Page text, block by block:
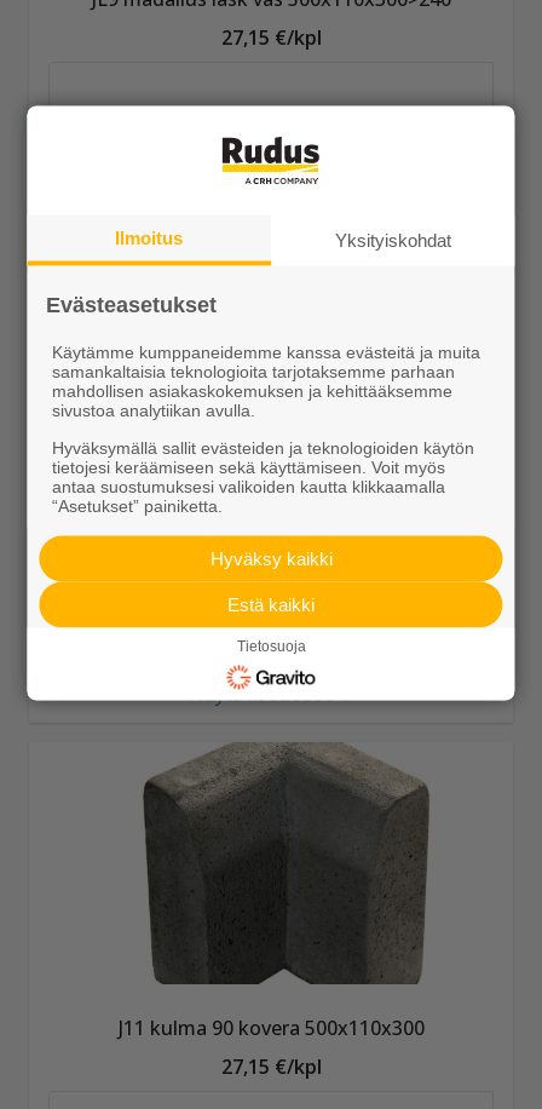
27,15 €/kpl
Näytä lisätiedot
JL10 madallus lask oik 500x110x300>240
27,15 €/kpl
Näytä lisätiedot
J11 kulma 90 kovera 500x110x300
27,15 €/kpl
Ilmoitus Yksityiskohdat
Evästeasetukset
Käytämme kumppaneidemme kanssa evästeitä ja muita
samankaltaisia teknologioita tarjotaksemme parhaan
mahdollisen asiakaskokemuksen ja kehittääksemme
sivustoa analytiikan avulla.
Hyväksymällä sallit evästeiden ja teknologioiden käytön
tietojesi keräämiseen sekä käyttämiseen. Voit myös
antaa suostumuksesi valikoiden kautta klikkaamalla
“Asetukset” painiketta.
Hyväksy kaikki
Estä kaikki
Tietosuoja